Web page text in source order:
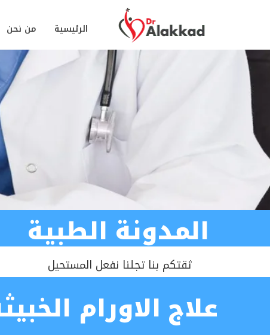
الرئيسية من نحن
المدونة الطبية
ثقتكم بنا تجلنا نفعل المستحيل
علاج الاورام